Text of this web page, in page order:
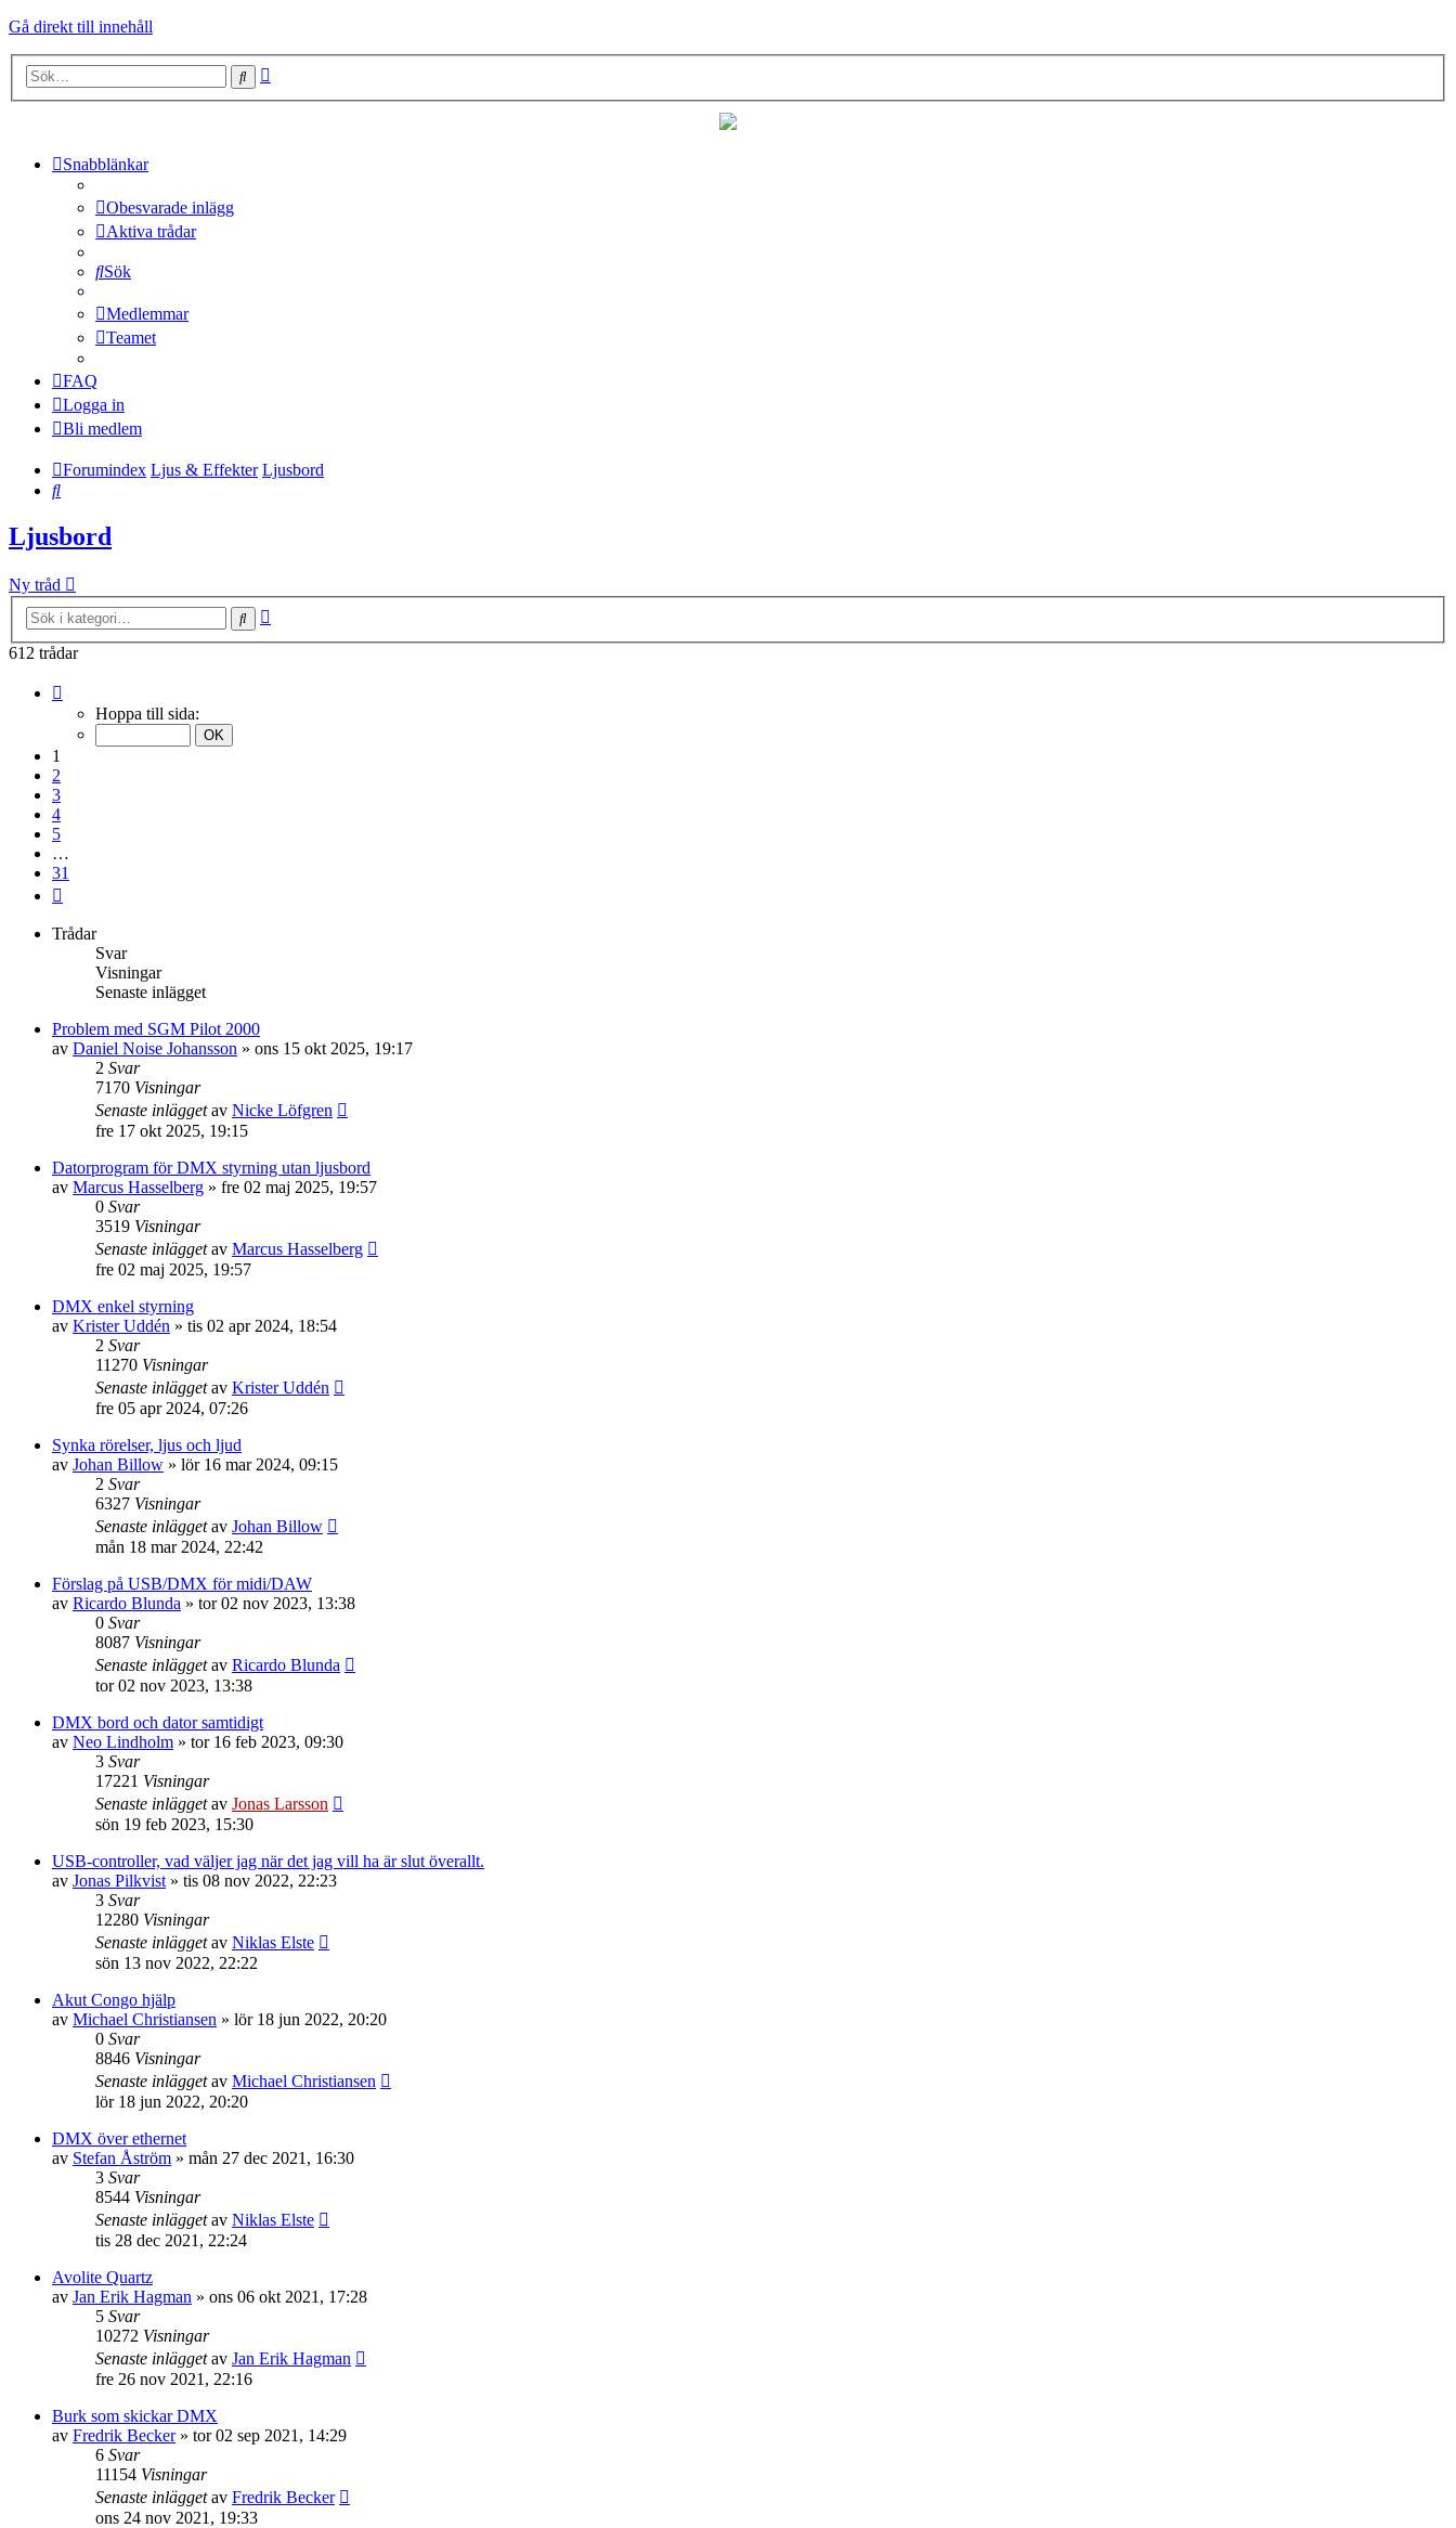
Gå direkt till innehåll
Sök
Snabblänkar
Obesvarade inlägg
Aktiva trådar
Sök
Medlemmar
Teamet
FAQ
Logga in
Bli medlem
Forumindex Ljus & Effekter Ljusbord
Sök
Ljusbord
Ny tråd
Sök
612 trådar
Hoppa till sida:
1
2
3
4
5
…
31
Trådar
Svar
Visningar
Senaste inlägget
Problem med SGM Pilot 2000
av Daniel Noise Johansson » ons 15 okt 2025, 19:17
2 Svar
7170 Visningar
Senaste inläggetav Nicke Löfgren
fre 17 okt 2025, 19:15
Datorprogram för DMX styrning utan ljusbord
av Marcus Hasselberg » fre 02 maj 2025, 19:57
0 Svar
3519 Visningar
Senaste inläggetav Marcus Hasselberg
fre 02 maj 2025, 19:57
DMX enkel styrning
av Krister Uddén » tis 02 apr 2024, 18:54
2 Svar
11270 Visningar
Senaste inläggetav Krister Uddén
fre 05 apr 2024, 07:26
Synka rörelser, ljus och ljud
av Johan Billow » lör 16 mar 2024, 09:15
2 Svar
6327 Visningar
Senaste inläggetav Johan Billow
mån 18 mar 2024, 22:42
Förslag på USB/DMX för midi/DAW
av Ricardo Blunda » tor 02 nov 2023, 13:38
0 Svar
8087 Visningar
Senaste inläggetav Ricardo Blunda
tor 02 nov 2023, 13:38
DMX bord och dator samtidigt
av Neo Lindholm » tor 16 feb 2023, 09:30
3 Svar
17221 Visningar
Senaste inläggetav Jonas Larsson
sön 19 feb 2023, 15:30
USB-controller, vad väljer jag när det jag vill ha är slut överallt.
av Jonas Pilkvist » tis 08 nov 2022, 22:23
3 Svar
12280 Visningar
Senaste inläggetav Niklas Elste
sön 13 nov 2022, 22:22
Akut Congo hjälp
av Michael Christiansen » lör 18 jun 2022, 20:20
0 Svar
8846 Visningar
Senaste inläggetav Michael Christiansen
lör 18 jun 2022, 20:20
DMX över ethernet
av Stefan Åström » mån 27 dec 2021, 16:30
3 Svar
8544 Visningar
Senaste inläggetav Niklas Elste
tis 28 dec 2021, 22:24
Avolite Quartz
av Jan Erik Hagman » ons 06 okt 2021, 17:28
5 Svar
10272 Visningar
Senaste inläggetav Jan Erik Hagman
fre 26 nov 2021, 22:16
Burk som skickar DMX
av Fredrik Becker» tor 02 sep 2021, 14:29
6 Svar
11154 Visningar
Senaste inläggetav Fredrik Becker
ons 24 nov 2021, 19:33